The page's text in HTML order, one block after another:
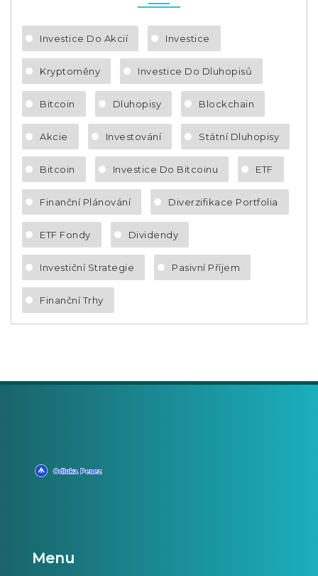
Investice Do Akcií Investice
Kryptoměny Investice Do Dluhopisů
Bitcoin Dluhopisy Blockchain
Akcie Investování Státní Dluhopisy
Bitcoin Investice Do Bitcoinu ETF
Finanční Plánování Diverzifikace Portfolia
ETF Fondy Dividendy
Investiční Strategie Pasivní Příjem
Finanční Trhy
Menu